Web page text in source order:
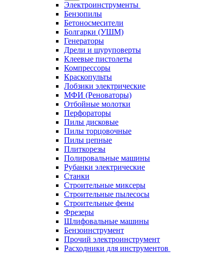
Электроинструменты
Бензопилы
Бетоносмесители
Болгарки (УШМ)
Генераторы
Дрели и шуруповерты
Клеевые пистолеты
Компрессоры
Краскопульты
Лобзики электрические
МФИ (Реноваторы)
Отбойные молотки
Перфораторы
Пилы дисковые
Пилы торцовочные
Пилы цепные
Плиткорезы
Полировальные машины
Рубанки электрические
Станки
Строительные миксеры
Строительные пылесосы
Строительные фены
Фрезеры
Шлифовальные машины
Бензоинструмент
Прочий электроинструмент
Расходники для инструментов